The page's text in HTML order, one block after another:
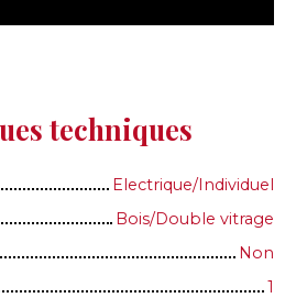
techniques
Electrique/Individuel
Bois/Double vitrage
Non
1